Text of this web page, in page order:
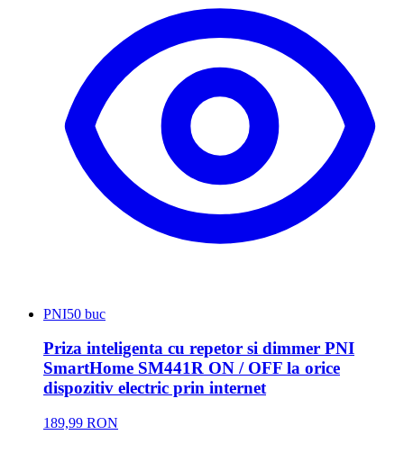
PNI50 buc
Priza inteligenta cu repetor si dimmer PNI
SmartHome SM441R ON / OFF la orice
dispozitiv electric prin internet
189,99 RON